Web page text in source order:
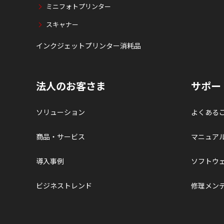
ミニフォトプリンター
スキャナー
インクジェットプリンター消耗品
法人のお客さま
ソリューション
商品・サービス
導入事例
ビジネストレンド
サポ
よくある
マニュア
ソフトウ
修理メン